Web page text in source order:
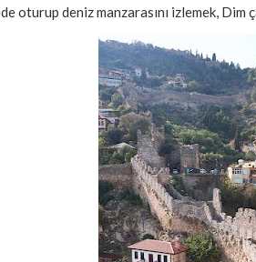
oturup deniz manzarasını izlemek, Dim